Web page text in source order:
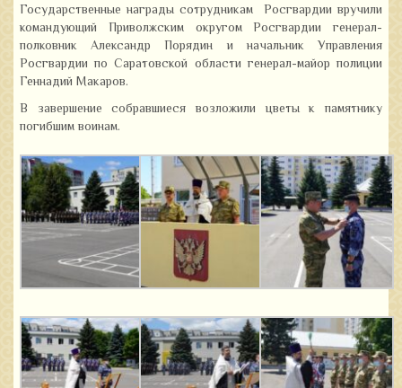
Государственные награды сотрудникам Росгвардии вручили
командующий Приволжским округом Росгвардии генерал-
полковник Александр Порядин и начальник Управления
Росгвардии по Саратовской области генерал-майор полиции
Геннадий Макаров.
В завершение собравшиеся возложили цветы к памятнику
погибшим воинам.